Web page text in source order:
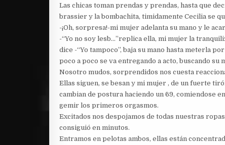
Las chicas toman prendas y prendas, hasta que
brassier y la bombachita, timidamente Cecilia se
-¡Oh, sorpresa!-mi mujer adelanta su mano y le
-“Yo no soy lesb…”replica ella, mi mujer la
dice -“Yo tampoco”, baja su mano hasta meterla
poco a poco se va entregando a acto, buscando su
Nosotro mudos, sorprendidos nos cuesta
Ellas siguen, se besan y mi mujer , de un fuerte
cambian de postura haciendo un 69, comiendose
gemir los primeros orgasmos.
Excitados nos despojamos de todas nuestras
consiguió en minutos.
Entramos en pelotas ambos, ellas están